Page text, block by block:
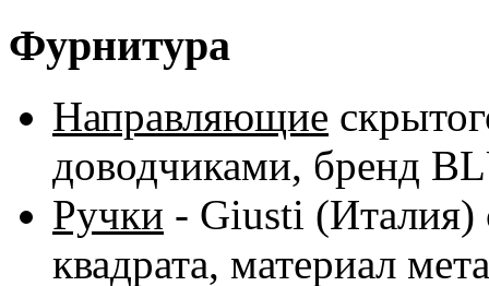
Фурнитура
Направляющие
доводчиками, бренд
Ручки - Giusti (Италия)
квадрата, материал